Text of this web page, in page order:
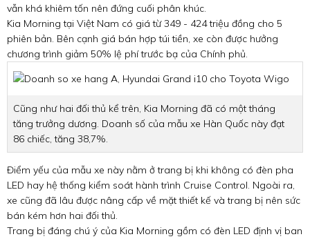
vẫn khá khiêm tốn nên đứng cuối phân khúc.
Kia Morning tại Việt Nam có giá từ 349 - 424 triệu đồng cho 5
phiên bản. Bên cạnh giá bán hợp túi tiền, xe còn được hưởng
chương trình giảm 50% lệ phí trước bạ của Chính phủ.
Cũng như hai đối thủ kể trên, Kia Morning đã có một tháng
tăng trưởng dương. Doanh số của mẫu xe Hàn Quốc này đạt
86 chiếc, tăng 38,7%.
Điểm yếu của mẫu xe này nằm ở trang bị khi không có đèn pha
LED hay hệ thống kiểm soát hành trình Cruise Control. Ngoài ra,
xe cũng đã lâu được nâng cấp về mặt thiết kế và trang bị nên sức
bán kém hơn hai đối thủ.
Trang bị đáng chú ý của Kia Morning gồm có đèn LED định vị ban